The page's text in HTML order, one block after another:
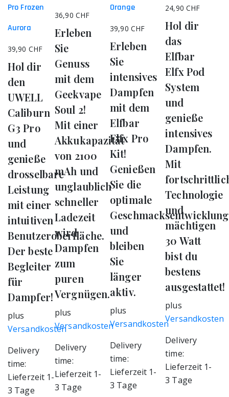
Pro Frozen
Aurora
39,90 CHF
Hol dir
den
UWELL
Caliburn
G3 Pro
und
genieße
drosselbare
Leistung
mit einer
intuitiven
Benutzeroberfläche.
Der beste
Begleiter
für
Dampfer!
plus
Versandkosten
Delivery
time:
Lieferzeit 1-
3 Tage
auf
der
Produktseite
gewählt
werden
36,90 CHF
Erleben
Sie
Genuss
mit dem
Geekvape
Soul 2!
Mit einer
Akkukapazität
von 2100
mAh und
unglaublich
schneller
Ladezeit
wird
Dampfen
zum
puren
Vergnügen.
plus
Versandkosten
Delivery
time:
Lieferzeit 1-
3 Tage
Orange
39,90 CHF
Erleben
Sie
intensives
Dampfen
mit dem
Elfbar
Elfx Pro
Kit!
Genießen
Sie die
optimale
Geschmacksentwicklung
und
bleiben
Sie
länger
aktiv.
plus
Versandkosten
Delivery
time:
Lieferzeit 1-
3 Tage
Optionen
können
auf
der
Produktseite
gewählt
werden
24,90 CHF
Hol dir
das
Elfbar
Elfx Pod
System
und
genieße
intensives
Dampfen.
Mit
Technologie
und
mächtigen
30 Watt
bist du
bestens
ausgestattet!
plus
Versandkosten
Delivery
time:
Lieferzeit 1-
3 Tage